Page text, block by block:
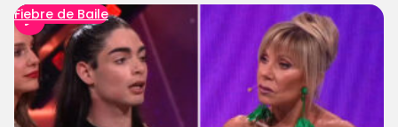
Fiebre de Baile